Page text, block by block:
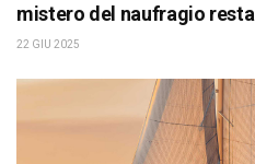
mistero del naufragio resta
22 GIU 2025